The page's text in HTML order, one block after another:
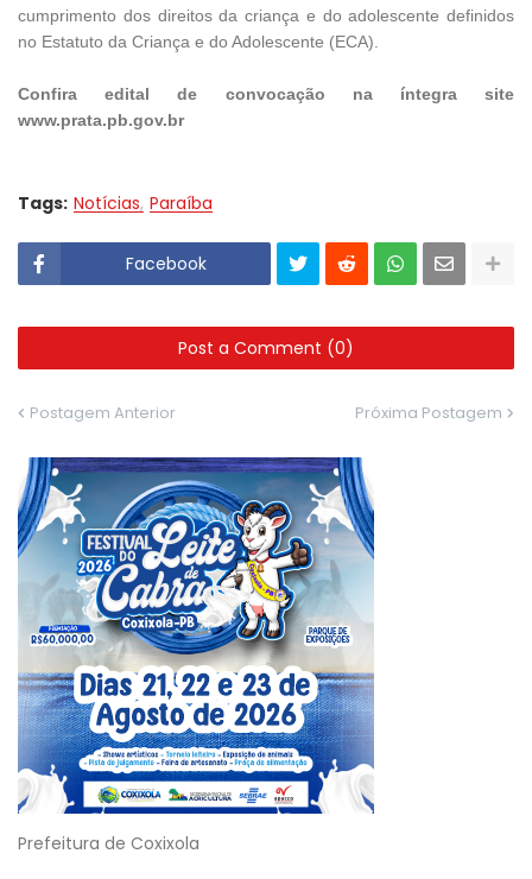
cumprimento dos direitos da criança e do adolescente definidos
no Estatuto da Criança e do Adolescente (ECA).
Confira edital de convocação na íntegra site
www.prata.pb.gov.br
Tags: Notícias Paraíba
Facebook
Post a Comment (0)
Postagem Anterior Próxima Postagem
Prefeitura de Coxixola